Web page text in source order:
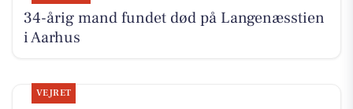
34-årig mand fundet død på Langenæsstien
i Aarhus
VEJRET